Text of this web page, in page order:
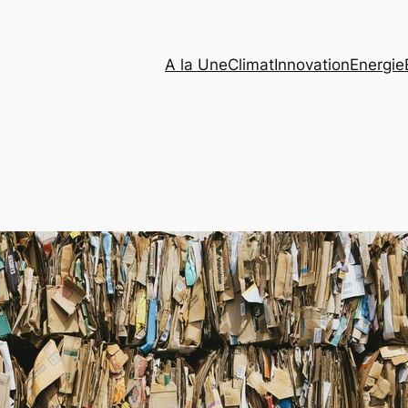
A la UneClimatInnovationEnergie